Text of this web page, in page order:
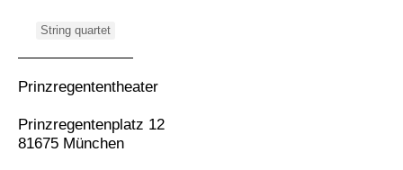
String quartet
Prinzregententheater
Prinzregentenplatz 12
81675 München